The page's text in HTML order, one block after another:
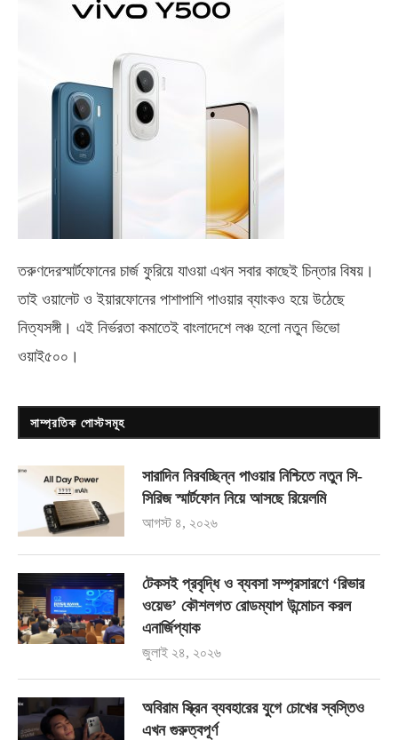
তরুণদেরস্মার্টফোনের চার্জ ফুরিয়ে যাওয়া এখন সবার কাছেই চিন্তার বিষয়।
তাই ওয়ালেট ও ইয়ারফোনের পাশাপাশি পাওয়ার ব্যাংকও হয়ে উঠেছে
নিত্যসঙ্গী। এই নির্ভরতা কমাতেই বাংলাদেশে লঞ্চ হলো নতুন ভিভো
ওয়াই৫০০ ।
সাম্প্রতিক পোস্টসমূহ
সারাদিন নিরবচ্ছিন্ন পাওয়ার নিশ্চিতে নতুন সি-
সিরিজ স্মার্টফোন নিয়ে আসছে রিয়েলমি
আগস্ট ৪, ২০২৬
টেকসই প্রবৃদ্ধি ও ব্যবসা সম্প্রসারণে ‘রিভার
ওয়েভ’ কৌশলগত রোডম্যাপ উন্মোচন করল
এনার্জিপ্যাক
জুলাই ২৪, ২০২৬
অবিরাম স্ক্রিন ব্যবহারের যুগে চোখের স্বস্তিও
এখন গুরুত্বপূর্ণ